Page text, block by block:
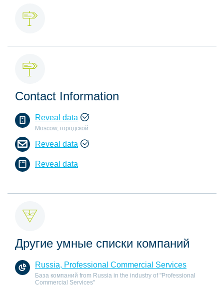
Contact Information
Reveal data
Moscow, городской
Reveal data
Reveal data
Другие умные списки компаний
Russia, Professional Commercial Services
База компаний from Russia in the industry of "Professional
Commercial Services"